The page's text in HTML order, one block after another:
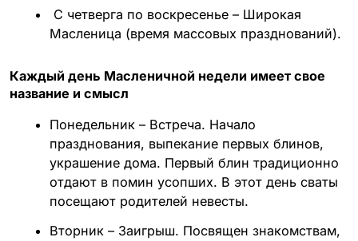
С четверга по воскресенье – Широкая
Масленица (время массовых празднований).
Каждый день Масленичной недели имеет свое
название и смысл
Понедельник – Встреча. Начало
празднования, выпекание первых блинов,
украшение дома. Первый блин традиционно
отдают в помин усопших. В этот день сваты
посещают родителей невесты.
Вторник – Заигрыш. Посвящен знакомствам,